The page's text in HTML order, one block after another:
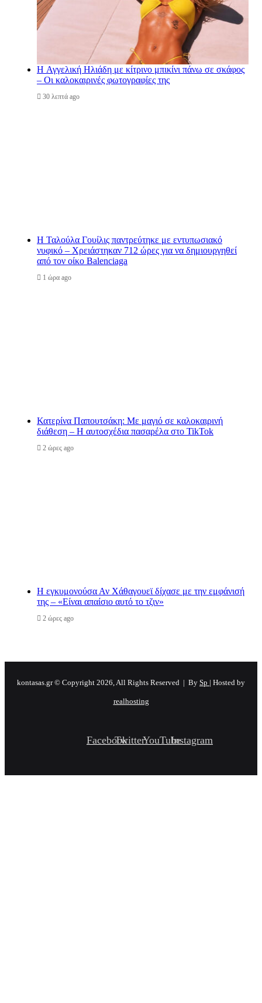
H Αγγελική Ηλιάδη με κίτρινο μπικίνι πάνω σε σκάφος
– Οι καλοκαιρινές φωτογραφίες της
30 λεπτά ago
Η Ταλούλα Γουίλις παντρεύτηκε με εντυπωσιακό
νυφικό – Χρειάστηκαν 712 ώρες για να δημιουργηθεί
από τον οίκο Balenciaga
1 ώρα ago
Κατερίνα Παπουτσάκη: Με μαγιό σε καλοκαιρινή
διάθεση – Η αυτοσχέδια πασαρέλα στο TikTok
2 ώρες ago
Η εγκυμονούσα Αν Χάθαγουεϊ δίχασε με την εμφάνισή
της – «Είναι απαίσιο αυτό το τζιν»
2 ώρες ago
kontasas.gr © Copyright 2026, All Rights Reserved | By Sp | Hosted by
realhosting
FacebookTwitterYouTubeInstagram